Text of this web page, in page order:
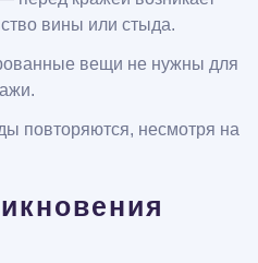
вины или стыда.
вещи не нужны для
повторяются, несмотря на